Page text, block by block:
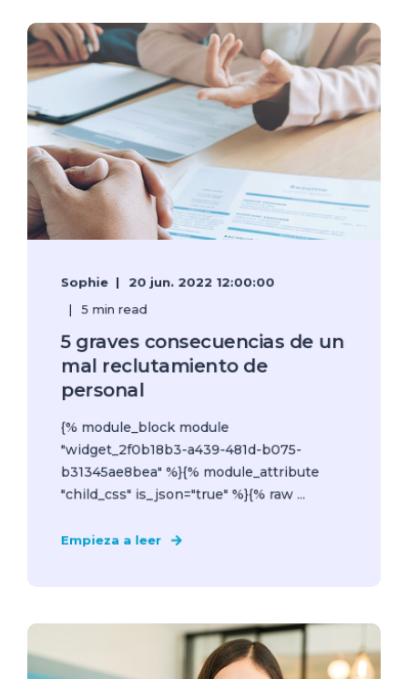
Sophie 20 jun. 2022 12:00:00
5 min read
5 graves consecuencias de un
mal reclutamiento de
personal
{% module_block module
"widget_2f0b18b3-a439-481d-b075-
b31345ae8bea" %}{% module_attribute
"child_css" is_json="true" %}{% raw ...
Empieza a leer